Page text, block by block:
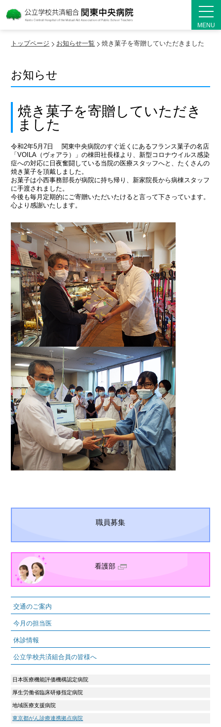
MENU
トップページ お知らせ一覧 焼き菓子を寄贈していただきました
お知らせ
焼き菓子を寄贈していただき
ました
令和2年5月7日 関東中央病院のすぐ近くにあるフランス菓子の名店
「VOILA（ヴォアラ）」の棟田社長様より、新型コロナウイルス感染
症への対応に日夜奮闘している当院の医療スタッフへと、たくさんの
焼き菓子を頂戴しました。
お菓子は小西事務部長が病院に持ち帰り、新家院長から病棟スタッフ
に手渡されました。
今後も毎月定期的にご寄贈いただいたけると言って下さっています。
心より感謝いたします。
職員募集
看護部
交通のご案内
今月の担当医
休診情報
公立学校共済組合員の皆様へ
日本医療機能評価機構認定病院
厚生労働省臨床研修指定病院
地域医療支援病院
東京都がん診療連携拠点病院